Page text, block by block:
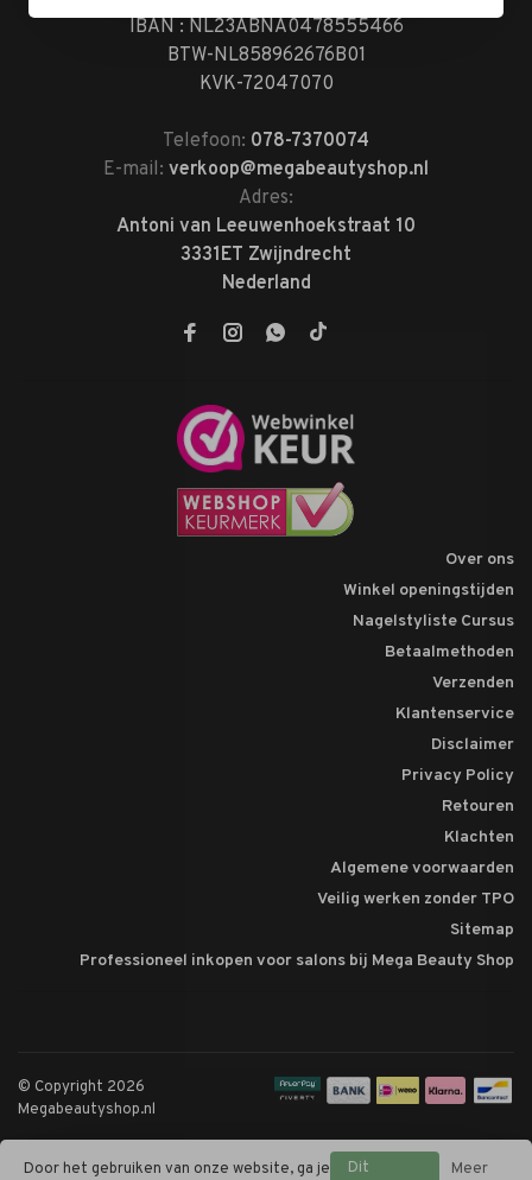
IBAN : NL23ABNA0478555466
BTW-NL858962676B01
KVK-72047070
Telefoon: 078-7370074
E-mail: verkoop@megabeautyshop.nl
Adres:
Antoni van Leeuwenhoekstraat 10
3331ET Zwijndrecht
Nederland
Over ons
Winkel openingstijden
Nagelstyliste Cursus
Betaalmethoden
Verzenden
Klantenservice
Disclaimer
Privacy Policy
Retouren
Klachten
Algemene voorwaarden
Veilig werken zonder TPO
Sitemap
Professioneel inkopen voor salons bij Mega Beauty Shop
© Copyright 2026
Megabeautyshop.nl
Door het gebruiken van onze website, ga je Dit Meer